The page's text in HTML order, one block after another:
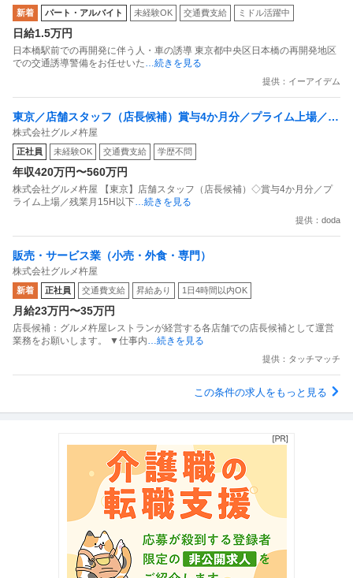
新着 パート・アルバイト 未経験OK 交通費支給 ミドル活躍中
日給1.5万円
日本橋駅前での再開発に伴う人・車の誘導 東京都中央区日本橋の再開発地区
での交通誘導警備をお任せいた …続きを見る
提供：イーアイデム
東京／店舗スタッフ（店長候補）賞与4か月分／プライム上場／残
業月15H以下／新店オープン多数
株式会社グルメ杵屋
正社員 未経験OK 交通費支給 学歴不問
年収420万円〜560万円
株式会社グルメ杵屋 【東京】店舗スタッフ（店長候補）◇賞与4か月分／プ
ライム上場／残業月15H以下 …続きを見る
提供：doda
販売・サービス業（小売・外食・専門）
株式会社グルメ杵屋
新着 正社員 交通費支給 昇給あり 1日4時間以内OK
月給23万円〜35万円
店長候補：グルメ杵屋レストランが経営する各店舗での店長候補として運営
業務をお願いします。 ▼仕事内 …続きを見る
提供：タッチマッチ
この条件の求人をもっと見る